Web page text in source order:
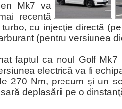
Mk7 va
recentă
cu injecţie directă
(pentru versiunea
faptul ca noul Golf
electrică va fi
270 Nm, precum şi un
deplasării pe o